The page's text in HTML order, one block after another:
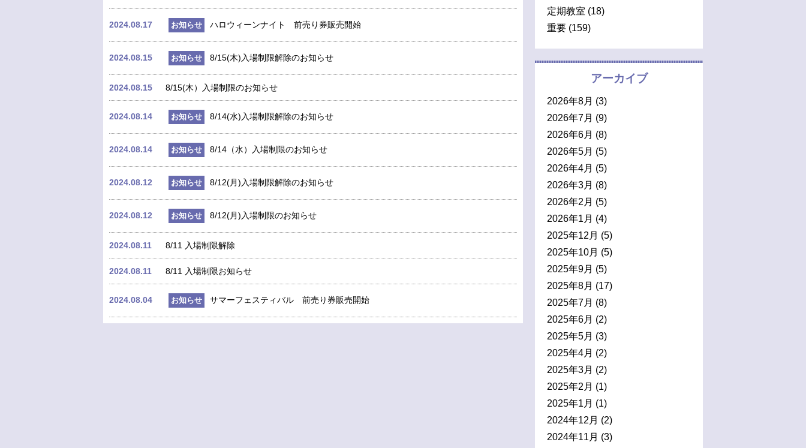
2024.08.17 お知らせ ハロウィーンナイト 前売り券販売開始
2024.08.15 お知らせ 8/15(木)入場制限解除のお知らせ
2024.08.15 8/15(木）入場制限のお知らせ
2024.08.14 お知らせ 8/14(水)入場制限解除のお知らせ
2024.08.14 お知らせ 8/14（水）入場制限のお知らせ
2024.08.12 お知らせ 8/12(月)入場制限解除のお知らせ
2024.08.12 お知らせ 8/12(月)入場制限のお知らせ
2024.08.11 8/11 入場制限解除
2024.08.11 8/11 入場制限お知らせ
2024.08.04 お知らせ サマーフェスティバル 前売り券販売開始
定期教室 (18)
重要 (159)
アーカイブ
2026年8月 (3)
2026年7月 (9)
2026年6月 (8)
2026年5月 (5)
2026年4月 (5)
2026年3月 (8)
2026年2月 (5)
2026年1月 (4)
2025年12月 (5)
2025年10月 (5)
2025年9月 (5)
2025年8月 (17)
2025年7月 (8)
2025年6月 (2)
2025年5月 (3)
2025年4月 (2)
2025年3月 (2)
2025年2月 (1)
2025年1月 (1)
2024年12月 (2)
2024年11月 (3)